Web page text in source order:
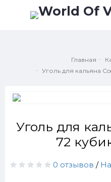
Главная
Уголь для кальяна
Уголь для
72
0 отзывов /